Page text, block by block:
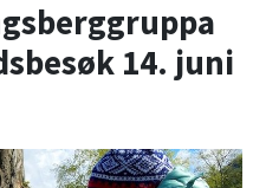
14. juni